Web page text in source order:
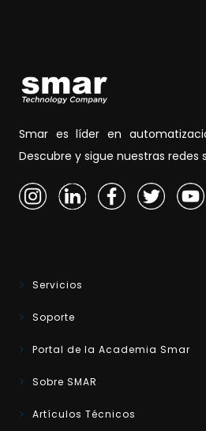
Smar es líder en
Descubre y sigue nuestras redes
Servicios
Soporte
Portal de la Academia Smar
Sobre SMAR
Artículos Técnicos